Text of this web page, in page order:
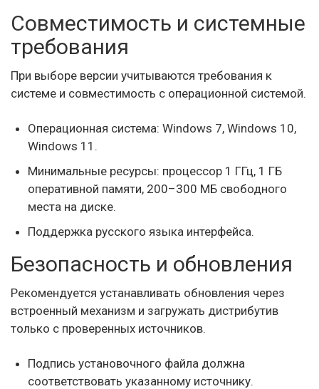
Совместимость и системные
требования
При выборе версии учитываются требования к
системе и совместимость с операционной системой.
Операционная система: Windows 7, Windows 10,
Windows 11.
Минимальные ресурсы: процессор 1 ГГц, 1 ГБ
оперативной памяти, 200–300 МБ свободного
места на диске.
Поддержка русского языка интерфейса.
Безопасность и обновления
Рекомендуется устанавливать обновления через
встроенный механизм и загружать дистрибутив
только с проверенных источников.
Подпись установочного файла должна
соответствовать указанному источнику.